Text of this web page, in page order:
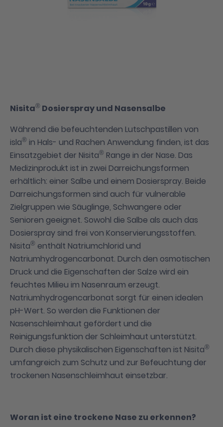
Nisita® Dosierspray und Nasensalbe
Während die befeuchtenden Lutschpastillen von
isla® in Hals- und Rachen Anwendung finden, ist das
Einsatzgebiet der Nisita® Range in der Nase. Das
Medizinprodukt ist in zwei Darreichungsformen
erhältlich: einer Salbe und einem Dosierspray. Beide
Darreichungsformen sind auch für vulnerable
Zielgruppen wie Säuglinge, Schwangere oder
Senioren geeignet. Sowohl die Salbe als auch das
Dosierspray sind frei von Konservierungsstoffen.
Nisita® enthält Natriumchlorid und
Natriumhydrogencarbonat. Durch den osmotischen
Druck und die Eigenschaften der Salze wird ein
feuchtes Milieu im Nasenraum erzeugt.
Natriumhydrogencarbonat sorgt für einen idealen
pH-Wert. So werden die Funktionen der
Nasenschleimhaut gefördert und die
Reinigungsfunktion der Schleimhaut unterstützt.
Durch diese physikalischen Eigenschaften ist Nisita®
umfangreich zum Schutz und zur Befeuchtung der
trockenen Nasenschleimhaut einsetzbar.
Woran ist eine trockene Nase zu erkennen?